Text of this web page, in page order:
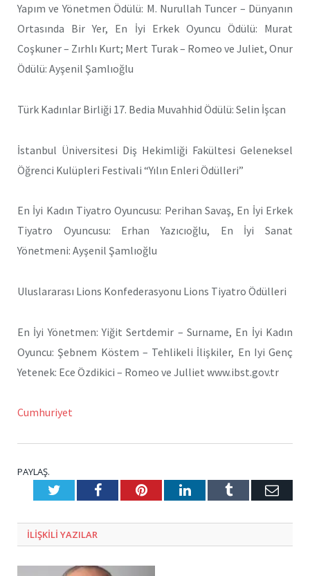
Yapım ve Yönetmen Ödülü: M. Nurullah Tuncer – Dünyanın
Ortasında Bir Yer, En İyi Erkek Oyuncu Ödülü: Murat
Coşkuner – Zırhlı Kurt; Mert Turak – Romeo ve Juliet, Onur
Ödülü: Ayşenil Şamlıoğlu
Türk Kadınlar Birliği 17. Bedia Muvahhid Ödülü: Selin İşcan
İstanbul Üniversitesi Diş Hekimliği Fakültesi Geleneksel
Öğrenci Kulüpleri Festivali “Yılın Enleri Ödülleri”
En İyi Kadın Tiyatro Oyuncusu: Perihan Savaş, En İyi Erkek
Tiyatro Oyuncusu: Erhan Yazıcıoğlu, En İyi Sanat
Yönetmeni: Ayşenil Şamlıoğlu
Uluslararası Lions Konfederasyonu Lions Tiyatro Ödülleri
En İyi Yönetmen: Yiğit Sertdemir – Surname, En İyi Kadın
Oyuncu: Şebnem Köstem – Tehlikeli İlişkiler, En Iyi Genç
Yetenek: Ece Özdikici – Romeo ve Julliet www.ibst.gov.tr
Cumhuriyet
PAYLAŞ.
TwitterFacebookPinterestLinkedInTumblr E-
ILIŞKILI YAZILAR